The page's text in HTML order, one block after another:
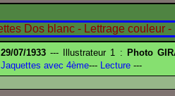
29/07/1933 --- Illustrateur 1 : Photo
Jaquettes avec 4ème--- Lecture ---